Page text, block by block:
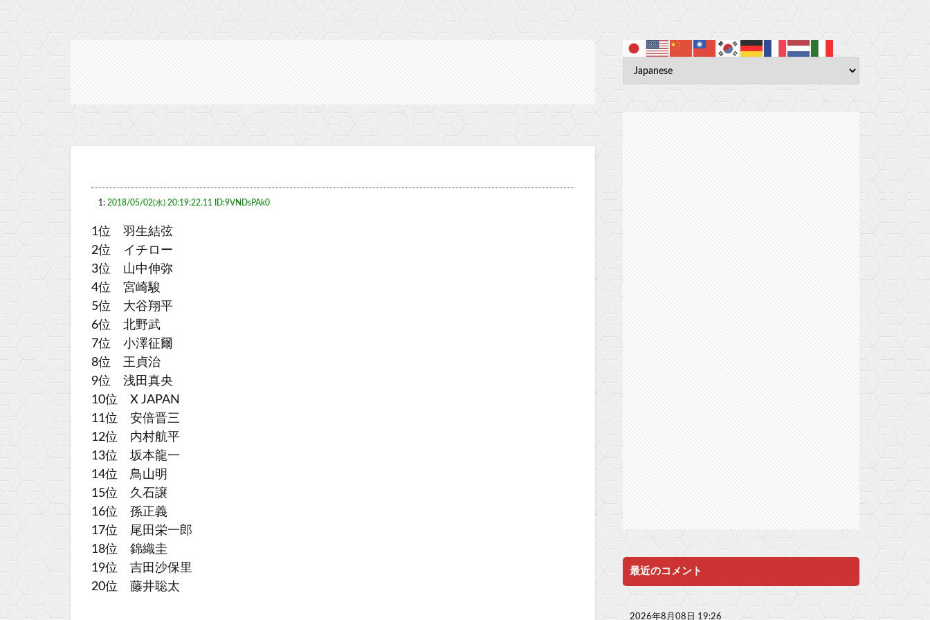
1: 2018/05/02(水) 20:19:22.11 ID:9VNDsPAk0
1位 羽生結弦
2位 イチロー
3位 山中伸弥
4位 宮崎駿
5位 大谷翔平
6位 北野武
7位 小澤征爾
8位 王貞治
9位 浅田真央
10位 X JAPAN
11位 安倍晋三
12位 内村航平
13位 坂本龍一
14位 鳥山明
15位 久石譲
16位 孫正義
17位 尾田栄一郎
18位 錦織圭
19位 吉田沙保里
20位 藤井聡太
最近のコメント
2026年8月08日 19:26